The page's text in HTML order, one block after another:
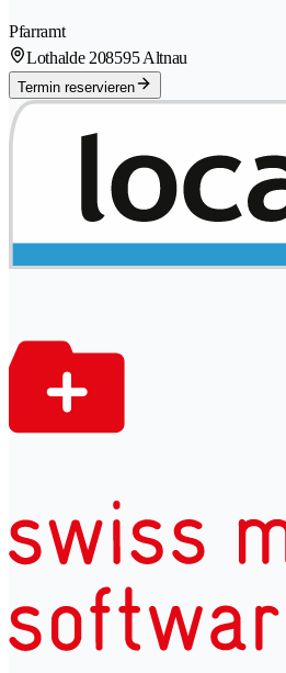
Pfarramt
Lothalde 208595 Altnau
Termin reservieren